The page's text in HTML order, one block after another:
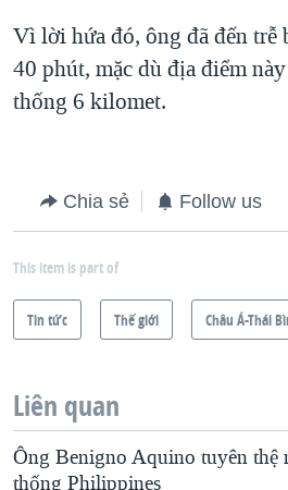
Vì lời hứa đó, ông đã đến trễ
40 phút, mặc dù địa điểm
thống 6 kilomet.
Chia sẻ Follow us
This item is part of
Tin tức Thế giới Châu Á-Thái
Liên quan
Ông Benigno Aquino tuyên thệ
thống Philippines